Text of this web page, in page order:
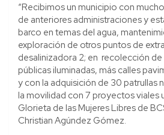
“Recibimos un municipio con
de anteriores administraciones y
barco en temas del agua,
exploración de otros puntos de
desalinizadora 2; en recolección de
públicas iluminadas, más calles
y con la adquisición de 30 patrullas
la movilidad con 7 proyectos viales
Glorieta de las Mujeres Libres de
Christian Agúndez Gómez.